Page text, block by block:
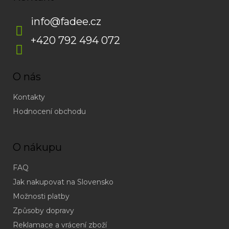
info@fadee.cz
+420 792 494 072
O nás
Kontakty
Hodnocení obchodu
O nákupu
FAQ
Jak nakupovat na Slovensko
Možnosti platby
Způsoby dopravy
Reklamace a vrácení zboží